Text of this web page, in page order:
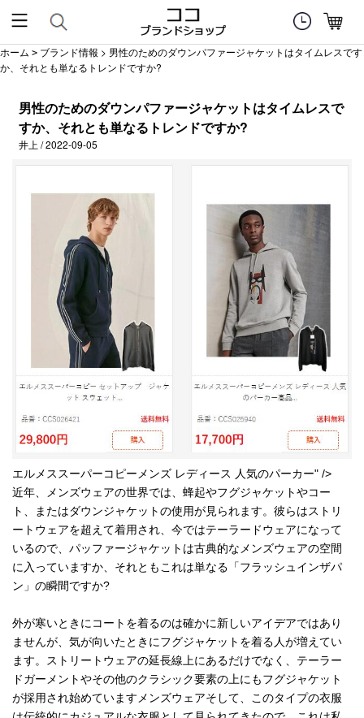
ホーム > ブランド情報 > 男性のためのダウンパファージャケットはタイムレスです
か、それとも単なるトレンドですか?
男性のためのダウンパファージャケットはタイムレスで
すか、それとも単なるトレンドですか?
井上 / 2022-09-05
エルメススーパーコピーメンズ レディース 人気のパーカー" />
近年、メンズウェアの世界では、蜂起やフグジャケットやコー
ト、またはダウンジャケットの使用が見られます。彼らはストリ
ートウェアを超えて着用され、今ではテーラードウェアになって
いるので、パッファージャケットは古典的なメンズウェアの空間
に入っていますか、それともこれは単なる「フラッシュインザパ
ン」の瞬間ですか?
外が寒いときにコートを着るのは確かに新しいアイデアではあり
ませんが、気が向いたときにフグジャケットを着る人が増えてい
ます。ストリートウェアの延長線上にあるだけでなく、テーラー
ドガーメントやその他のクラシック要素の上にもフグジャケット
が採用され始めていますメンズウェアそして、このタイプの衣服